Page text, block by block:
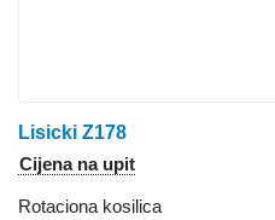
Lisicki Z178
Cijena na upit
Rotaciona kosilica